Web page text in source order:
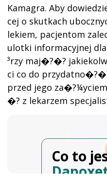
Kamagra. Aby
cej o skutkach
lekiem, pacjentom
ulotki informacyjnej
³rzy maj�?�?
ci co do
przed jego
�? z lekarzem
Co to